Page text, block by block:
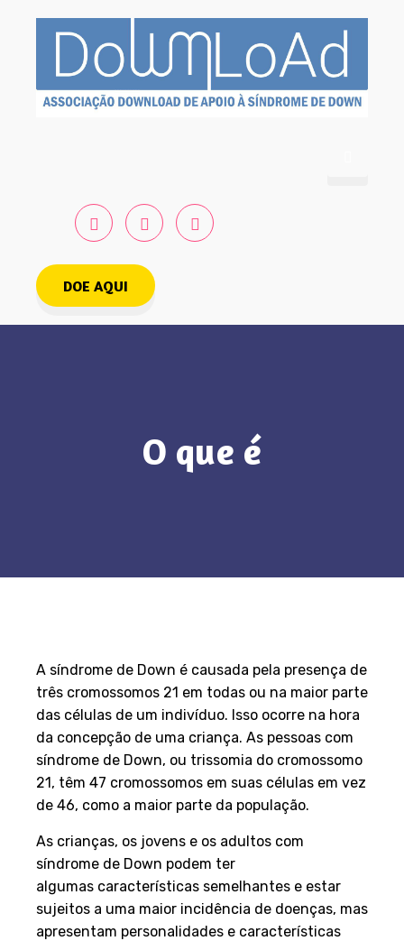
DOE AQUI
O que é
A síndrome de Down é causada pela presença de
três cromossomos 21 em todas ou na maior parte
das células de um indivíduo. Isso ocorre na hora
da concepção de uma criança. As pessoas com
síndrome de Down, ou trissomia do cromossomo
21, têm 47 cromossomos em suas células em vez
de 46, como a maior parte da população.
As crianças, os jovens e os adultos com
síndrome de Down podem ter
algumas características semelhantes e estar
sujeitos a uma maior incidência de doenças, mas
apresentam personalidades e características